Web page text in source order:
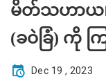
မိတ်သဟာယ၊
(ခဝဲခြံ) ကို က
Dec 19 , 2023